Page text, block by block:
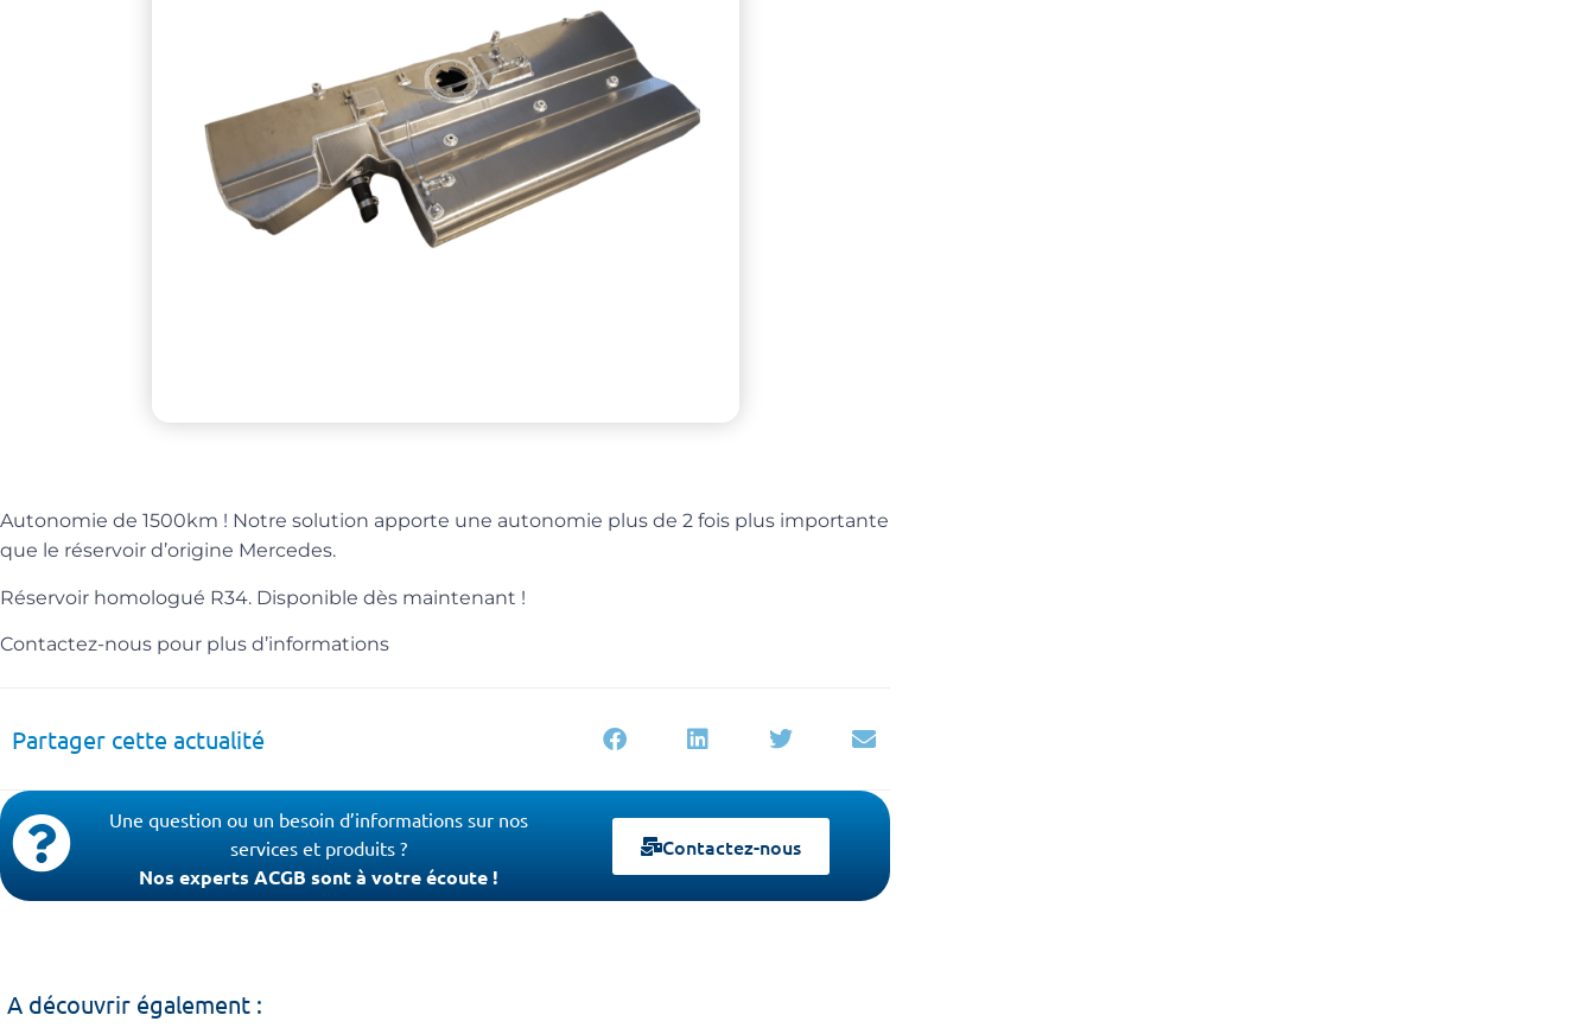
Autonomie de 1500km ! Notre solution apporte une autonomie plus de 2 fois plus importante
que le réservoir d’origine Mercedes.
Réservoir homologué R34. Disponible dès maintenant !
Contactez-nous pour plus d’informations
Partager cette actualité
Une question ou un besoin d’informations sur nos
services et produits ?
Nos experts ACGB sont à votre écoute !
Contactez-nous
A découvrir également :